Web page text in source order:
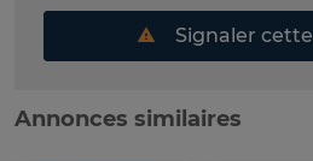
Signaler
Annonces similaires